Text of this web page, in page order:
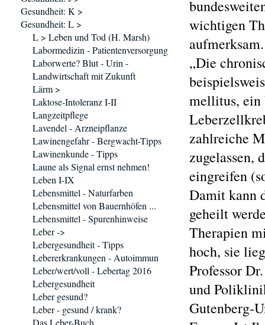
wichtigen
aufmerksam.
„Die
mellitus, ein
zahlreiche
zugelassen,
eingreifen
Damit kann
geheilt
Therapien
hoch, sie
Professor
und
Gutenberg-
Gesundheit: K >
Gesundheit: L >
L > Leben und Tod (H. Marsh)
Labormedizin - Patientenversorgung
Laborwerte? Blut - Urin -
Landwirtschaft mit Zukunft
Lärm >
Laktose-Intoleranz I-II
Langzeitpflege
Lavendel - Arzneipflanze
Lawinengefahr - Bergwacht-Tipps
Lawinenkunde - Tipps
Laune als Signal ernst nehmen!
Leben I-IX
Lebensmittel - Naturfarben
Lebensmittel von Bauernhöfen ...
Lebensmittel - Spurenhinweise
Leber ->
Lebergesundheit - Tipps
Lebererkrankungen - Autoimmun
Leber/wert/voll - Lebertag 2016
Lebergesundheit
Leber gesund?
Leber - gesund / krank?
Das Leber-Buch